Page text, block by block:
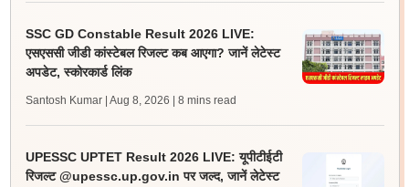
SSC GD Constable Result 2026 LIVE:
एसएससी जीडी कांस्टेबल रिजल्ट कब आएगा? जानें लेटेस्ट
अपडेट, स्कोरकार्ड लिंक
Santosh Kumar | Aug 8, 2026 | 8 mins read
UPESSC UPTET Result 2026 LIVE: यूपीटीईटी
रिजल्ट @upessc.up.gov.in पर जल्द, जानें लेटेस्ट